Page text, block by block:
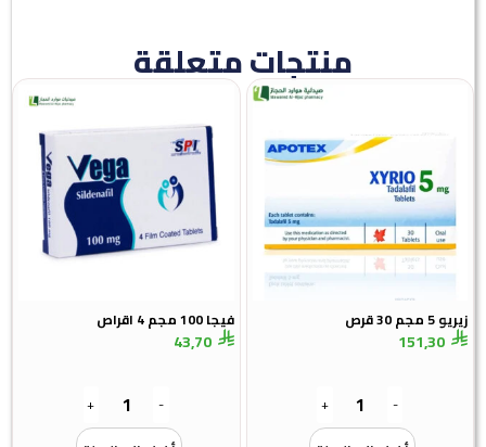
منتجات متعلقة
زيريو 5 مجم 30 قرص
151,30
-
+
فيجا 100 مجم 4 اقراص
43,70
-
+